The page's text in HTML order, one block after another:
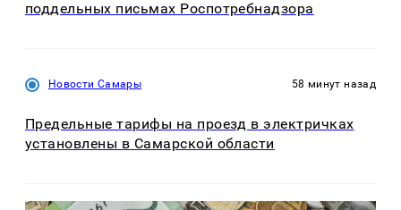
поддельных письмах Роспотребнадзора
Новости Самары 58 минут назад
Предельные тарифы на проезд в электричках
установлены в Самарской области